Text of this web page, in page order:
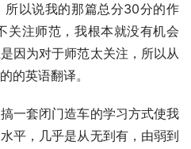
以说我的那篇总分30分的作
关注师范，我根本就没有机会
因为对于师范太关注，所以从
的英语翻译。
一套闭门造车的学习方式使我
平，几乎是从无到有，由弱到